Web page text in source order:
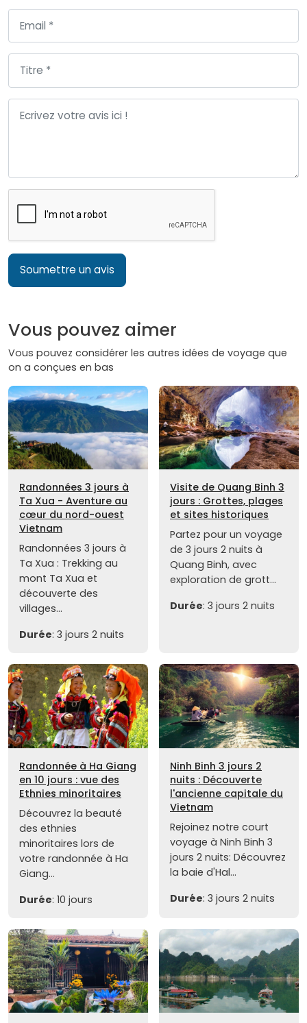
Soumettre un avis
Vous pouvez aimer
Vous pouvez considérer les autres idées de voyage que
on a conçues en bas
Randonnées 3 jours à
Ta Xua - Aventure au
cœur du nord-ouest
Vietnam
Randonnées 3 jours à
Ta Xua : Trekking au
mont Ta Xua et
découverte des
villages...
Durée: 3 jours 2 nuits
Visite de Quang Binh 3
jours : Grottes, plages
et sites historiques
Partez pour un voyage
de 3 jours 2 nuits à
Quang Binh, avec
exploration de grott...
Durée: 3 jours 2 nuits
Randonnée à Ha Giang
en 10 jours : vue des
Ethnies minoritaires
Découvrez la beauté
des ethnies
minoritaires lors de
votre randonnée à Ha
Giang...
Durée: 10 jours
Ninh Binh 3 jours 2
nuits : Découverte
l'ancienne capitale du
Vietnam
Rejoinez notre court
voyage à Ninh Binh 3
jours 2 nuits: Découvrez
la baie d'Hal...
Durée: 3 jours 2 nuits